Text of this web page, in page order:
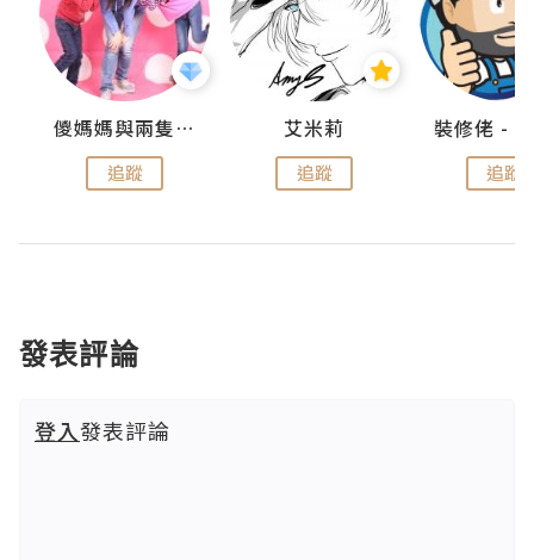
儍媽媽與兩隻小魔怪之家
追蹤
艾米莉
追蹤 追蹤
發表評論
登入發表評論